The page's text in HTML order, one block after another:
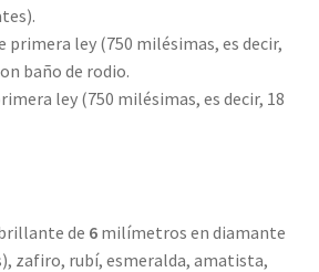
primera ley (750 milésimas, es decir,
baño de rodio.
ley (750 milésimas, es decir, 18
de 6milímetros en diamante
zafiro, rubí, esmeralda, amatista,